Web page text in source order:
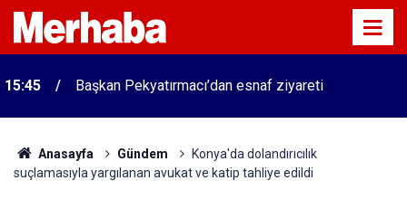
15:45 Başkan Pekyatırmacı’dan esnaf ziyareti
Anasayfa Gündem
Konya'da dolandırıcılık
suçlamasıyla yargılanan avukat ve katip tahliye edildi